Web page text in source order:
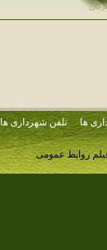
ها تلفن شهرداری ها
روابط عمومی